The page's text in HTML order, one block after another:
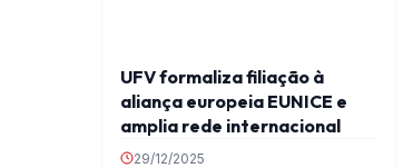
UFV formaliza filiação à
aliança europeia EUNICE e
amplia rede internacional
29/12/2025